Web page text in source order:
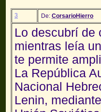
3 De: CorsarioHierro
Lo descubrí de
mientras leía
te permite
La República
Nacional
Lenin,